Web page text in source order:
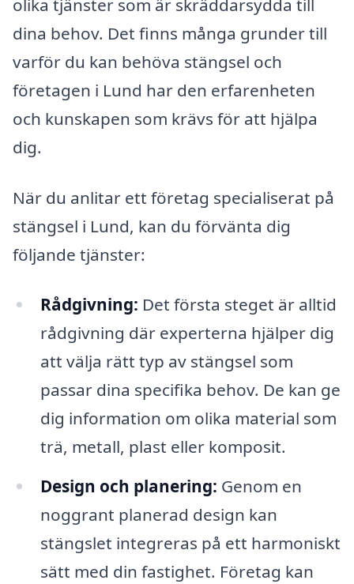
olika tjänster som är skräddarsydda till
dina behov. Det finns många grunder till
varför du kan behöva stängsel och
företagen i Lund har den erfarenheten
och kunskapen som krävs för att hjälpa
dig.
När du anlitar ett företag specialiserat på
stängsel i Lund, kan du förvänta dig
följande tjänster:
Rådgivning: Det första steget är alltid
rådgivning där experterna hjälper dig
att välja rätt typ av stängsel som
passar dina specifika behov. De kan ge
dig information om olika material som
trä, metall, plast eller komposit.
Design och planering: Genom en
noggrant planerad design kan
stängslet integreras på ett harmoniskt
sätt med din fastighet. Företag kan